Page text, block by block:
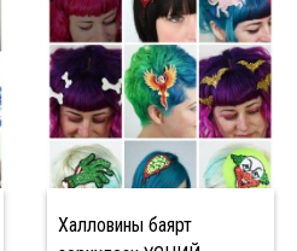
Халловины баярт